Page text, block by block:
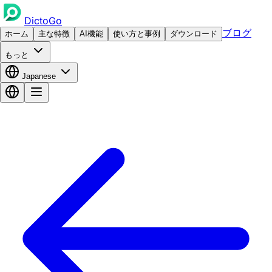
DictoGo
ホーム 主な特徴 AI機能 使い方と事例 ダウンロード ブログ
もっと
Japanese